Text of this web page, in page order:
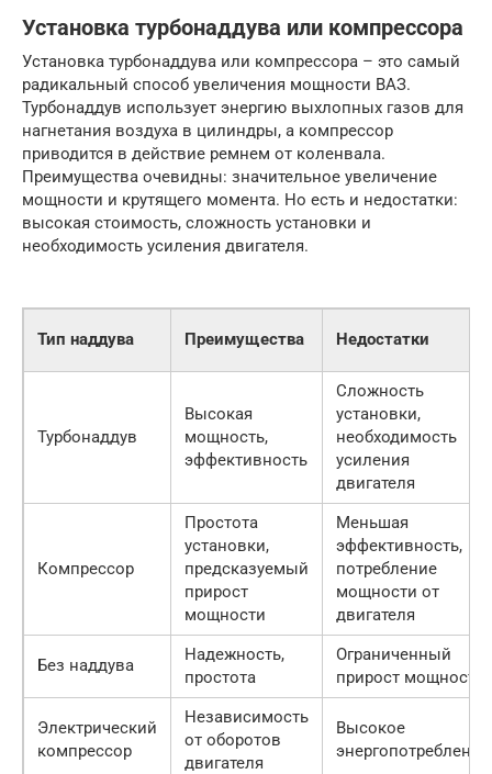
Установка турбонаддува или компрессора
Установка турбонаддува или компрессора – это самый
радикальный способ увеличения мощности ВАЗ.
Турбонаддув использует энергию выхлопных газов для
нагнетания воздуха в цилиндры, а компрессор
приводится в действие ремнем от коленвала.
Преимущества очевидны: значительное увеличение
мощности и крутящего момента. Но есть и недостатки:
высокая стоимость, сложность установки и
необходимость усиления двигателя.
Тип наддува Преимущества Недостатки
Турбонаддув
Высокая
мощность,
эффективность
Сложность
установки,
необходимость
усиления
двигателя
Компрессор
Простота
установки,
предсказуемый
прирост
мощности
Меньшая
эффективность,
потребление
мощности от
двигателя
Без наддува
Надежность,
простота
Ограниченный
прирост мощности
Электрический
компрессор
Независимость
от оборотов
двигателя
Высокое
энергопотребление